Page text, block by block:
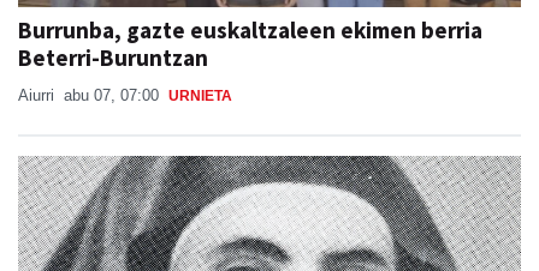
Burrunba, gazte euskaltzaleen ekimen berria
Beterri-Buruntzan
Aiurri abu 07, 07:00 URNIETA